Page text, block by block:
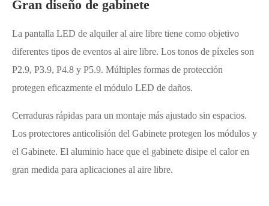
Gran diseño de gabinete
La pantalla LED de alquiler al aire libre tiene como objetivo
diferentes tipos de eventos al aire libre. Los tonos de píxeles son
P2.9, P3.9, P4.8 y P5.9. Múltiples formas de protección
protegen eficazmente el módulo LED de daños.
Cerraduras rápidas para un montaje más ajustado sin espacios.
Los protectores anticolisión del Gabinete protegen los módulos y
el Gabinete. El aluminio hace que el gabinete disipe el calor en
gran medida para aplicaciones al aire libre.